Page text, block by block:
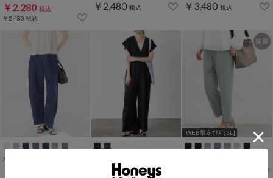
￥2,280 税込
￥2,480税込
￥2,480 税込 ￥3,480 税込
カーブパンツ
￥3,980 税込
WEB限定ｻｲｽﾞ[3L]